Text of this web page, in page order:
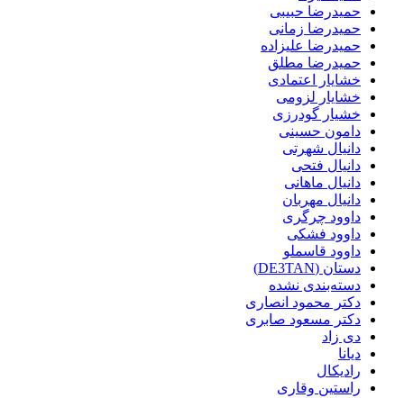
حمیدرضا حبیبی
حمیدرضا زمانی
حمیدرضا علیزاده
حمیدرضا مطلق
خشایار اعتمادی
خشایار لزومی
خشیار گودرزی
دامون حسینی
دانیال شهرتی
دانیال فتحی
دانیال ماهانی
دانیال مهربان
داوود چرگری
داوود فشکی
داوود قاسملو
دستان (DE3TAN)
دسته‌بندی نشده
دکتر محمود انصاری
دکتر مسعود صابری
دی زاد
دیانا
رادیکال
راستین وقاری